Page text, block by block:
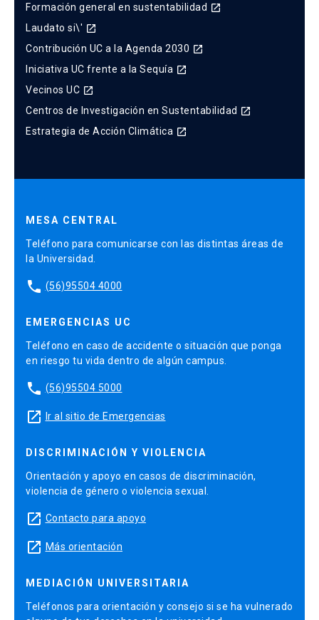
Formación general en sustentabilidad launch
Laudato si\' launch
Contribución UC a la Agenda 2030 launch
Iniciativa UC frente a la Sequía launch
Vecinos UC launch
Centros de Investigación en Sustentabilidad launch
Estrategia de Acción Climática launch
MESA CENTRAL
Teléfono para comunicarse con las distintas áreas de
la Universidad.
phone (56)95504 4000
EMERGENCIAS UC
Teléfono en caso de accidente o situación que ponga
en riesgo tu vida dentro de algún campus.
phone (56)95504 5000
launch Ir al sitio de Emergencias
DISCRIMINACIÓN Y VIOLENCIA
Orientación y apoyo en casos de discriminación,
violencia de género o violencia sexual.
launch Contacto para apoyo
launch Más orientación
MEDIACIÓN UNIVERSITARIA
Teléfonos para orientación y consejo si se ha vulnerado